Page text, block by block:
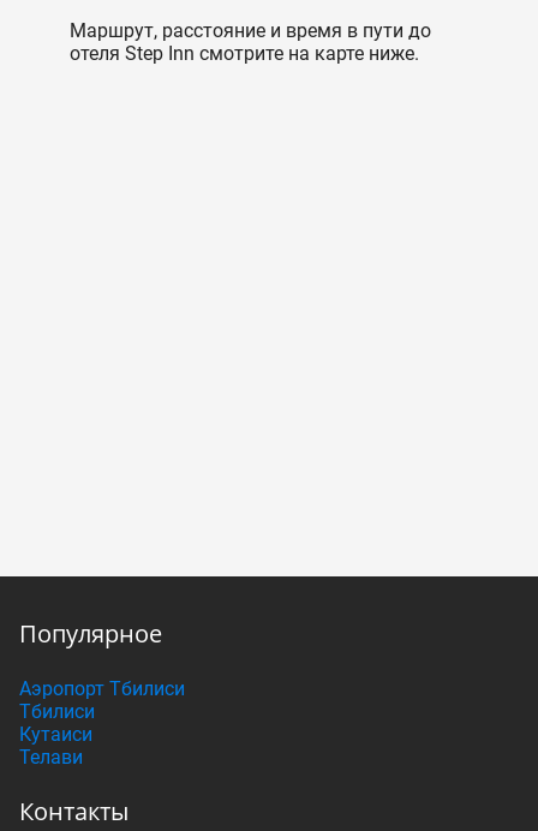
Маршрут, расстояние и время в пути до
отеля Step Inn смотрите на карте ниже.
Популярное
Аэропорт Тбилиси
Тбилиси
Кутаиси
Телави
Контакты